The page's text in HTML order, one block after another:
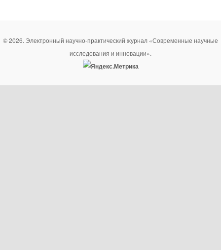
© 2026. Электронный научно-практический журнал «Современные научные
исследования и инновации».